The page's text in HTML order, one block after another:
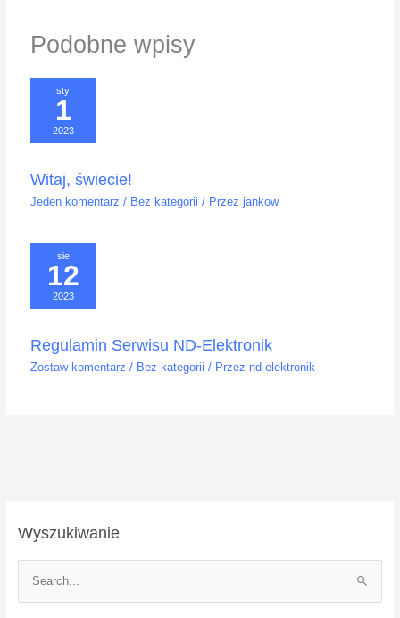
Podobne wpisy
sty
1
2023
Witaj, świecie!
Jeden komentarz / Bez kategorii / Przezjankow
sie
12
2023
Regulamin Serwisu ND-Elektronik
Zostaw komentarz / Bez kategorii / Przez nd-elektronik
Wyszukiwanie
z